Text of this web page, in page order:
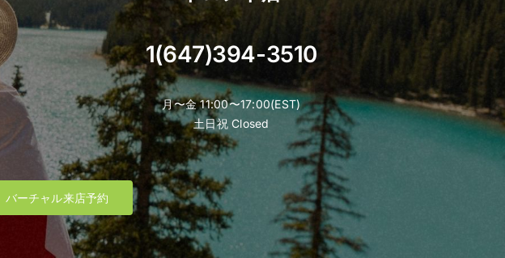
the
product
page
product
page
1(647)394-3510
月〜金 11:00〜17:00(EST)
土日祝 Closed
バーチャル来店予約